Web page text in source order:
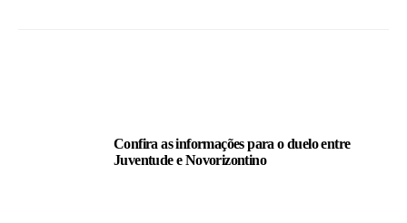
Confira as informações para o duelo entre
Juventude e Novorizontino